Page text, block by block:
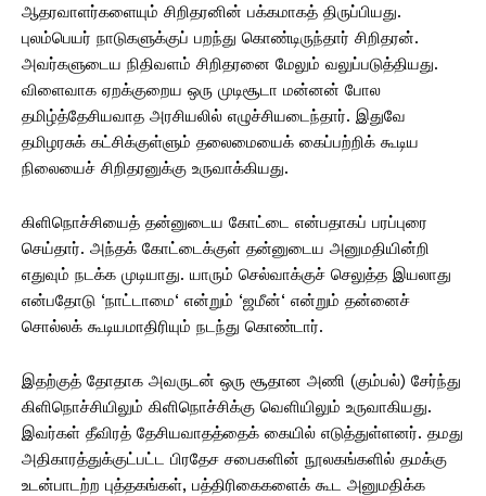
ஆதரவாளர்களையும் சிறிதரனின் பக்கமாகத் திருப்பியது.
புலம்பெயர் நாடுகளுக்குப் பறந்து கொண்டிருந்தார் சிறிதரன்.
அவர்களுடைய நிதிவளம் சிறிதரனை மேலும் வலுப்படுத்தியது.
விளைவாக ஏறக்குறைய ஒரு முடிசூடா மன்னன் போல
தமிழ்த்தேசியவாத அரசியலில் எழுச்சியடைந்தார். இதுவே
தமிழரசுக் கட்சிக்குள்ளும் தலைமையைக் கைப்பற்றிக் கூடிய
நிலையைச் சிறிதரனுக்கு உருவாக்கியது.
கிளிநொச்சியைத் தன்னுடைய கோட்டை என்பதாகப் பரப்புரை
செய்தார். அந்தக் கோட்டைக்குள் தன்னுடைய அனுமதியின்றி
எதுவும் நடக்க முடியாது. யாரும் செல்வாக்குச் செலுத்த இயலாது
என்பதோடு ‘நாட்டாமை‘ என்றும் ‘ஜமீன்‘ என்றும் தன்னைச்
சொல்லக் கூடியமாதிரியும் நடந்து கொண்டார்.
இதற்குத் தோதாக அவருடன் ஒரு சூதான அணி (கும்பல்) சேர்ந்து
கிளிநொச்சியிலும் கிளிநொச்சிக்கு வெளியிலும் உருவாகியது.
இவர்கள் தீவிரத் தேசியவாதத்தைக் கையில் எடுத்துள்ளனர். தமது
அதிகாரத்துக்குட்பட்ட பிரதேச சபைகளின் நூலகங்களில் தமக்கு
உடன்பாடற்ற புத்தகங்கள், பத்திரிகைகளைக் கூட அனுமதிக்க